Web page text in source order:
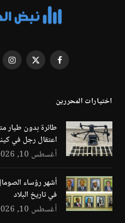
فيسبوك X
اختيارات المحررين
طائرة بدون طيار
اعتقال رجل في
أغسطس 10, 2026
أشهر رؤساء
في تاريخ البلاد
أغسطس 10, 2026